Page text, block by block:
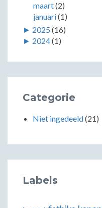
maart(2)
januari(1)
► 2025 (16)
► 2024(1)
Categorie
Niet ingedeeld(21)
Labels